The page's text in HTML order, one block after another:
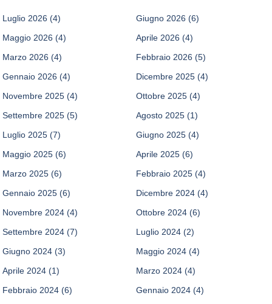
Luglio 2026 (4) Giugno 2026 (6)
Maggio 2026 (4) Aprile 2026 (4)
Marzo 2026 (4) Febbraio 2026 (5)
Gennaio 2026 (4) Dicembre 2025 (4)
Novembre 2025 (4) Ottobre 2025 (4)
Settembre 2025 (5) Agosto 2025 (1)
Luglio 2025 (7) Giugno 2025 (4)
Maggio 2025 (6) Aprile 2025 (6)
Marzo 2025 (6) Febbraio 2025 (4)
Gennaio 2025 (6) Dicembre 2024 (4)
Novembre 2024 (4) Ottobre 2024 (6)
Settembre 2024 (7) Luglio 2024 (2)
Giugno 2024 (3) Maggio 2024 (4)
Aprile 2024 (1) Marzo 2024 (4)
Febbraio 2024 (6) Gennaio 2024 (4)